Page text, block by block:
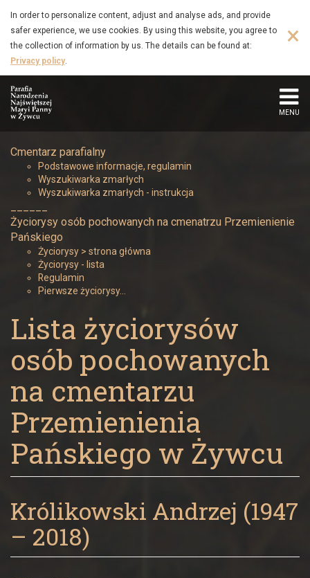
Królikowski
Andrzej
(1947
–
2018)
Parafia
Narodzenia
Najświętszej
Maryi
Panny
w
Żywcu
to
main
content
In order to personalize content, adjust and analyse ads, and provide
safer experience, we use cookies. By using this website, you agree to
the collection of information by us. The details can be found at:
Privacy policy.
×
MENU
Cmentarz parafialny
Podstawowe informacje, regulamin
Wyszukiwarka zmarłych
Wyszukiwarka zmarłych - instrukcja
Życiorysy osób pochowanych na cmenatrzu Przemienienie
Pańskiego
Życiorysy > strona główna
Życiorysy - lista
Regulamin
Pierwsze życiorysy…
Lista życiorysów
osób pochowanych
na cmentarzu
Przemienienia
Pańskiego w Żywcu
Królikowski Andrzej (1947
– 2018)